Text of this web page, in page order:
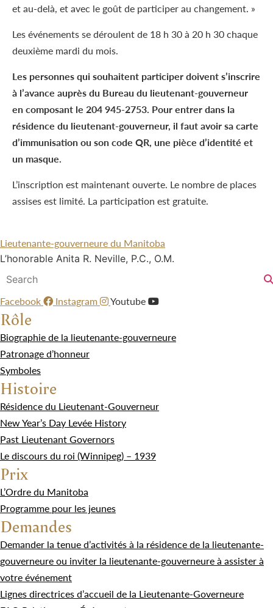
et au-delà, et avec le goût de participer au changement. »
Les événements se déroulent de 18 h 30 à 20 h 30 chaque
deuxième mardi du mois.
Les personnes qui souhaitent participer doivent s’inscrire
à l’avance auprès du Bureau du lieutenant-gouverneur
en composant le 204 945-2753. Pour entrer dans la
résidence du lieutenant-gouverneur, il faut avoir sa carte
d’immunisation ou son code QR, une pièce d’identité et
un masque.
L’inscription est maintenant ouverte. Le nombre de places
assises est limité. La participation est gratuite.
Lieutenante-gouverneure du Manitoba
L’honorable Anita R. Neville, P.C., O.M.
Facebook Instagram Youtube
Rôle
Biographie de la lieutenante-gouverneure
Patronage d’honneur
Symboles
Histoire
Résidence du Lieutenant-Gouverneur
New Year’s Day Levée History
Past Lieutenant Governors
Le discours du roi (Winnipeg) – 1939
Prix
L’Ordre du Manitoba
Programme pour les jeunes
Demandes
Demander la tenue d’activités à la résidence de la lieutenante-
gouverneure ou inviter la lieutenante-gouverneure à assister à
votre événement
Lignes directrices d’accueil de la Lieutenante-Governeure